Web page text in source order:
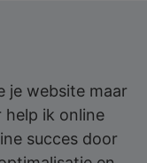
je website maar
help ik online
succes door